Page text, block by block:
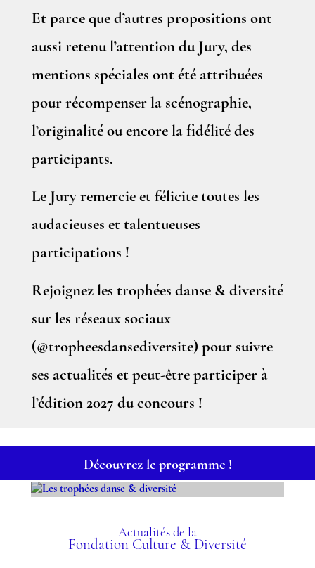
Et parce que d’autres propositions ont
aussi retenu l’attention du Jury, des
mentions spéciales ont été attribuées
pour récompenser la scénographie,
l’originalité ou encore la fidélité des
participants.
Le Jury remercie et félicite toutes les
audacieuses et talentueuses
participations !
Rejoignez les trophées danse & diversité
sur les réseaux sociaux
(@tropheesdansediversite) pour suivre
ses actualités et peut-être participer à
l’édition 2027 du concours !
Découvrez le programme !
DIVERSITÉActualités de la
Fondation Culture & Diversité